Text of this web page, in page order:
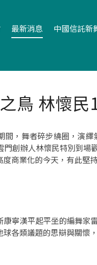
最新消息 中國信託新
鳥 林懷
間，舞者碎步繞圈，演
創辦人林懷民特別到
商業化的今天，有此堅
寧漢平起平坐的編舞
各類議題的思辯與關懷